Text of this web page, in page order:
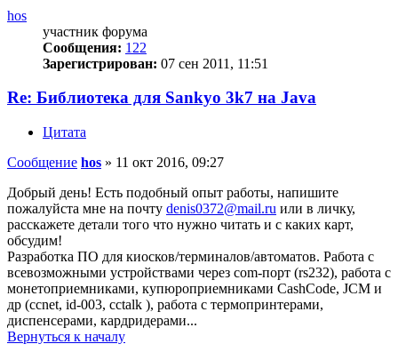
hos
участник форума
Сообщения: 122
Зарегистрирован: 07 сен 2011, 11:51
Re: Библиотека для Sankyo 3k7 на Java
Цитата
Сообщение hos » 11 окт 2016, 09:27
Добрый день! Есть подобный опыт работы, напишите
пожалуйста мне на почту denis0372@mail.ru или в личку,
расскажете детали того что нужно читать и с каких карт,
обсудим!
Разработка ПО для киосков/терминалов/автоматов. Работа с
всевозможными устройствами через com-порт (rs232), работа с
монетоприемниками, купюроприемниками CashCode, JCM и
др (ccnet, id-003, cctalk ), работа с термопринтерами,
диспенсерами, кардридерами...
Вернуться к началу